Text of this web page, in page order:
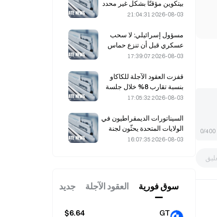
0/400
بيتكوين مؤقتًا بشكل غير محدد
بعد هجمات مدعومة بالذكاء
2026-08-03 21:04:31
مسؤول إسرائيلي: لا سحب
عسكري قبل أن تنزع حماس
سلاحها
2026-08-03 17:39:07
قفزت العقود الآجلة للكاكاو
بنسبة تقارب 8% خلال جلسة
يوم الجمعة الماضي، في
2026-08-03 17:05:32
السيناتورات الديمقراطيون في
الولايات المتحدة يحثّون لجنة
2026-08-03 16:07:35
سوق فوریة العقود الآجلة جديد
GT
$6.64